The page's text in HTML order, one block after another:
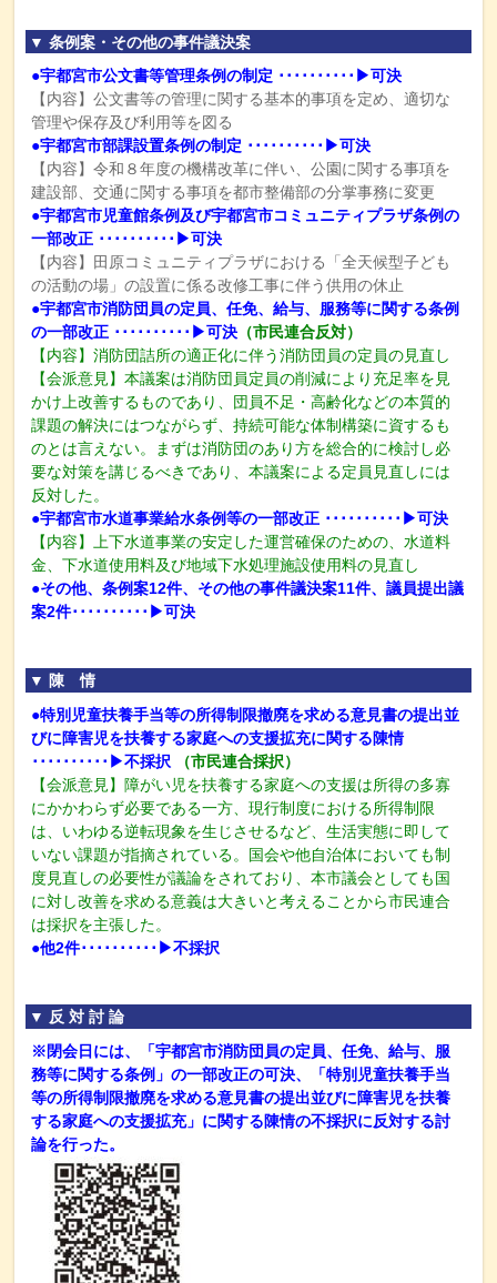
▼ 条例案・その他の事件議決案
●宇都宮市公文書等管理条例の制定 ･･････････▶可決
【内容】公文書等の管理に関する基本的事項を定め、適切な
管理や保存及び利用等を図る
●宇都宮市部課設置条例の制定 ･･････････▶可決
【内容】令和８年度の機構改革に伴い、公園に関する事項を
建設部、交通に関する事項を都市整備部の分掌事務に変更
●宇都宮市児童館条例及び宇都宮市コミュニティプラザ条例の
一部改正 ･･････････▶可決
【内容】田原コミュニティプラザにおける「全天候型子ども
の活動の場」の設置に係る改修工事に伴う供用の休止
●宇都宮市消防団員の定員、任免、給与、服務等に関する条例
の一部改正 ･･････････▶可決 （市民連合反対）
【内容】消防団詰所の適正化に伴う消防団員の定員の見直し
【会派意見】本議案は消防団員定員の削減により充足率を見
かけ上改善するものであり、団員不足・高齢化などの本質的
課題の解決にはつながらず、持続可能な体制構築に資するも
のとは言えない。まずは消防団のあり方を総合的に検討し必
要な対策を講じるべきであり、本議案による定員見直しには
反対した。
●宇都宮市水道事業給水条例等の一部改正 ･･････････▶可決
【内容】上下水道事業の安定した運営確保のための、水道料
金、下水道使用料及び地域下水処理施設使用料の見直し
●その他、条例案12件、その他の事件議決案11件、議員提出議
案2件･･････････▶可決
▼ 陳 情
●特別児童扶養手当等の所得制限撤廃を求める意見書の提出並
びに障害児を扶養する家庭への支援拡充に関する陳情
･･････････▶不採択
（市民連合採択）
【会派意見】障がい児を扶養する家庭への支援は所得の多寡
にかかわらず必要である一方、現行制度における所得制限
は、いわゆる逆転現象を生じさせるなど、生活実態に即して
いない課題が指摘されている。国会や他自治体においても制
度見直しの必要性が議論をされており、本市議会としても国
に対し改善を求める意義は大きいと考えることから市民連合
は採択を主張した。
●他2件･･････････▶不採択
▼ 反 対 討 論
※閉会日には、「宇都宮市消防団員の定員、任免、給与、服
務等に関する条例」の一部改正の可決、「特別児童扶養手当
等の所得制限撤廃を求める意見書の提出並びに障害児を扶養
する家庭への支援拡充」に関する陳情の不採択に反対する討
論を行った。